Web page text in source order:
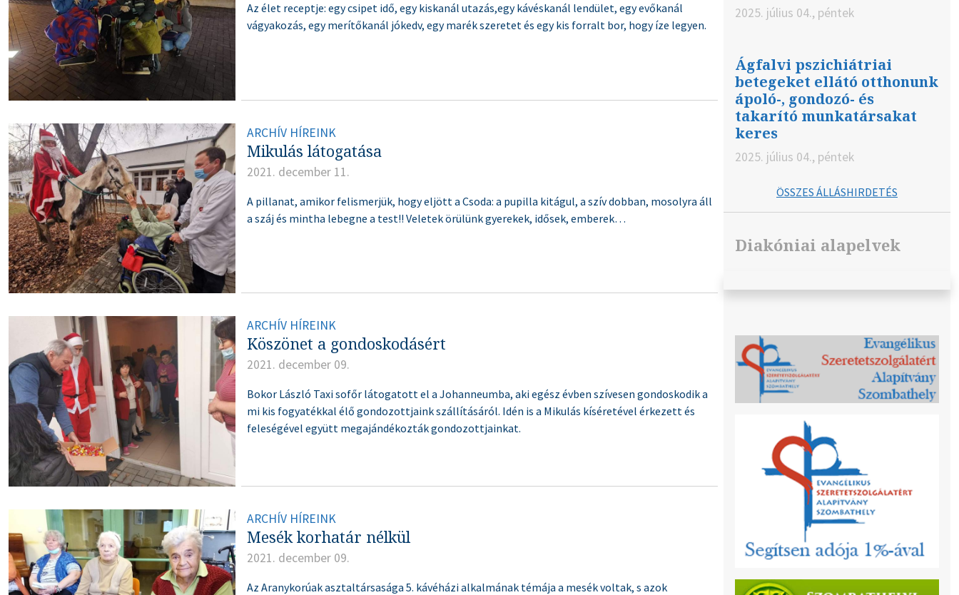
Az élet receptje: egy csipet idő, egy kiskanál utazás,egy kávéskanál lendület, egy evőkanál
vágyakozás, egy merítőkanál jókedv, egy marék szeretet és egy kis forralt bor, hogy íze legyen.
ARCHÍV HÍREINK
Mikulás látogatása
2021. december 11.
A pillanat, amikor felismerjük, hogy eljött a Csoda: a pupilla kitágul, a szív dobban, mosolyra áll
a száj és mintha lebegne a test!! Veletek örülünk gyerekek, idősek, emberek…
ARCHÍV HÍREINK
Köszönet a gondoskodásért
2021. december 09.
Bokor László Taxi sofőr látogatott el a Johanneumba, aki egész évben szívesen gondoskodik a
mi kis fogyatékkal élő gondozottjaink szállításáról. Idén is a Mikulás kíséretével érkezett és
feleségével együtt megajándékozták gondozottjainkat.
ARCHÍV HÍREINK
Mesék korhatár nélkül
2021. december 09.
Az Aranykorúak asztaltársasága 5. kávéházi alkalmának témája a mesék voltak, s azok
2025. július 04., péntek
Ágfalvi pszichiátriai
betegeket ellátó otthonunk
ápoló-, gondozó- és
takarító munkatársakat
keres
2025. július 04., péntek
ÖSSZES ÁLLÁSHIRDETÉS
Diakóniai alapelvek